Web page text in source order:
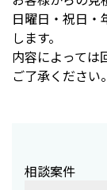
日曜日・祝日・
します。
内容によっては
ご了承ください。
相談案件